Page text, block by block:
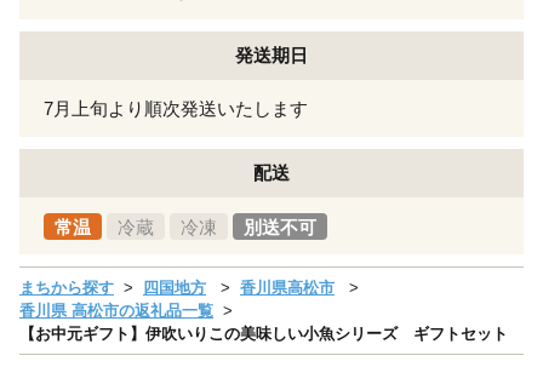
発送期日
7月上旬より順次発送いたします
配送
常温 冷蔵 冷凍 別送不可
まちから探す 四国地方
香川県高松市
香川県 高松市の返礼品一覧
【お中元ギフト】伊吹いりこの美味しい小魚シリーズ ギフトセット